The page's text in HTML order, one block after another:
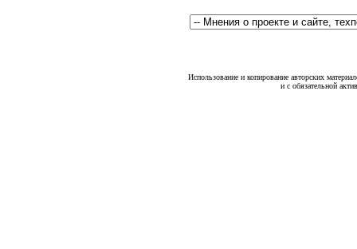
Использование и копирование авторских
и с обязательной